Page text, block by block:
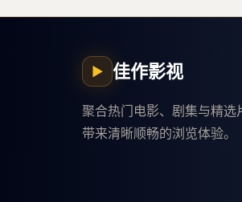
▶ 佳作影视
聚合热门电影、剧集与精
带来清晰顺畅的浏览体验。